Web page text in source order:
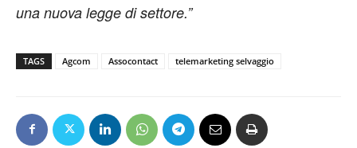
una nuova legge di settore.”
TAGS Agcom Assocontact telemarketing selvaggio